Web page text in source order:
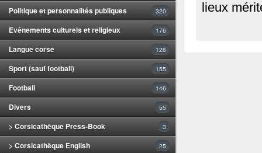
Politique et personnalités publiques 320
Evénements culturels et religieux 176
Langue corse 126
Sport (sauf football) 155
Football 146
Divers 55
> Corsicathèque Press-Book 3
> Corsicathèque English 25
lieux